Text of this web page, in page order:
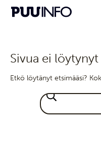
Sivua ei löytynyt
Etkö löytänyt etsimääsi?